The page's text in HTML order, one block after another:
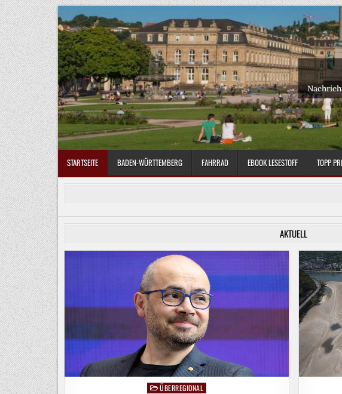
Skip
to
content
STARTSEITE BADEN-WÜRTTEMBERG FAHRRAD EBOOK LESESTOFF TOPP
AKTUELL
PostedÜBERREGIONAL